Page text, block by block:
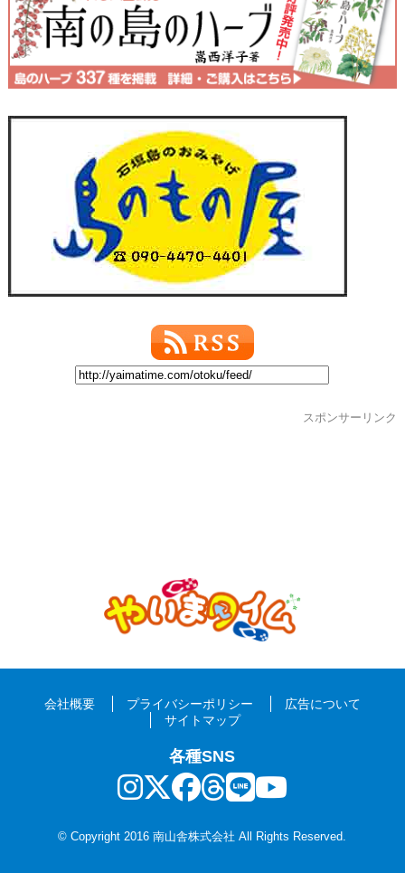
スポンサーリンク
会社概要 プライバシーポリシー
広告について
サイトマップ
各種SNS
© Copyright 2016 南山舎株式会社 All Rights Reserved.